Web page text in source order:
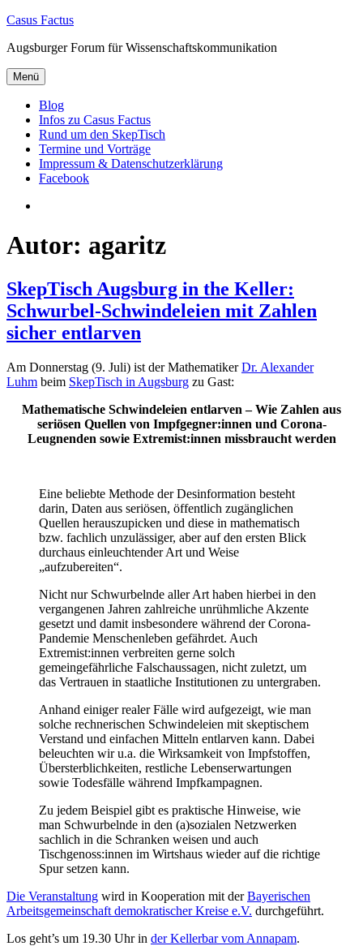
Zum
springen
Casus Factus
Augsburger Forum für Wissenschaftskommunikation
Menü
Blog
Infos zu Casus Factus
Rund um den SkepTisch
Termine und Vorträge
Impressum & Datenschutzerklärung
Facebook
Autor: agaritz
SkepTisch Augsburg in the Keller:
Schwurbel-Schwindeleien mit Zahlen
sicher entlarven
Am Donnerstag (9. Juli) ist der MathematikerDr. Alexander
Luhm beim SkepTisch in Augsburg zu Gast:
Mathematische Schwindeleien entlarven – Wie Zahlen aus
seriösen Quellen von Impfgegner:innen und Corona-
Leugnenden sowie Extremist:innen missbraucht werden
Eine beliebte Methode der Desinformation besteht
darin, Daten aus seriösen, öffentlich zugänglichen
Quellen herauszupicken und diese in mathematisch
bzw. fachlich unzulässiger, aber auf den ersten Blick
durchaus einleuchtender Art und Weise
„aufzubereiten“.
Nicht nur Schwurbelnde aller Art haben hierbei in den
vergangenen Jahren zahlreiche unrühmliche Akzente
gesetzt und damit insbesondere während der Corona-
Pandemie Menschenleben gefährdet. Auch
Extremist:innen verbreiten gerne solch
gemeingefährliche Falschaussagen, nicht zuletzt, um
das Vertrauen in staatliche Institutionen zu untergraben.
Anhand einiger realer Fälle wird aufgezeigt, wie man
solche rechnerischen Schwindeleien mit skeptischem
Verstand und einfachen Mitteln entlarven kann. Dabei
beleuchten wir u.a. die Wirksamkeit von Impfstoffen,
Übersterblichkeiten, restliche Lebenserwartungen
sowie Todesfälle während Impfkampagnen.
Zu jedem Beispiel gibt es praktische Hinweise, wie
man Schwurbelnde in den (a)sozialen Netzwerken
sachlich in die Schranken weisen und auch
Tischgenoss:innen im Wirtshaus wieder auf die richtige
Spur setzen kann.
Die Veranstaltung wird in Kooperation mit derBayerischen
Arbeitsgemeinschaft demokratischer Kreise e.V. durchgeführt.
Los geht’s um 19.30 Uhr in der Kellerbar vom Annapam.